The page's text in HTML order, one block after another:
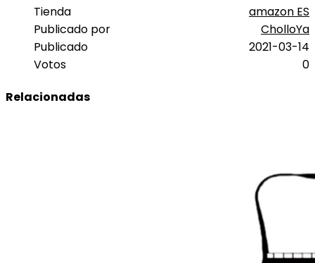
Tienda
amazon ES
Publicado por
CholloYa
Publicado
2021-03-14
Votos
0
Relacionadas